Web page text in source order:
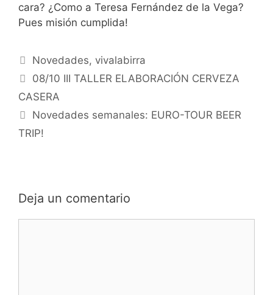
cara? ¿Como a Teresa Fernández de la Vega?
Pues misión cumplida!
Categorías
Novedades, vivalabirra
08/10 III TALLER ELABORACIÓN CERVEZA
CASERA
Novedades semanales: EURO-TOUR BEER
TRIP!
Deja un comentario